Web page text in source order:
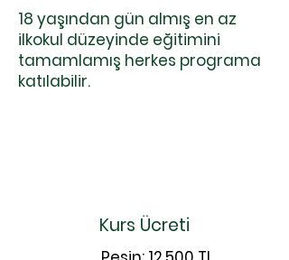
18 yaşından gün almış en az
ilkokul düzeyinde eğitimini
tamamlamış herkes programa
katılabilir.
Kurs Ücreti